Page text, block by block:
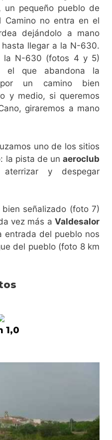
un pequeño pueblo de
Camino no entra en el
dejándolo a mano
llegar a la N-630.
la N-630 (fotos 4 y 5)
que abandona la
por un camino bien
y medio, si queremos
giraremos a mano
uno de los sitios
la pista de un aeroclub
y despegar
señalizado (foto 7)
vez más a Valdesalor
entrada del pueblo nos
del pueblo (foto 8 km
1,0